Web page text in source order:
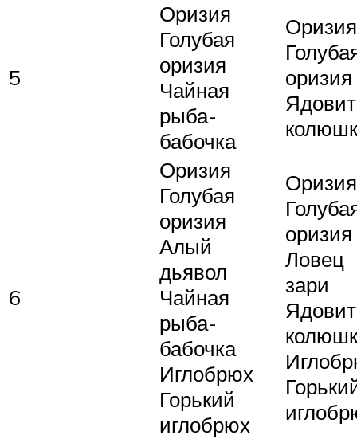
5
Оризия
Голубая
оризия
Чайная
рыба-
бабочка
Оризия
оризия
6
Оризия
Голубая
оризия
Алый
дьявол
Чайная
рыба-
бабочка
Иглобрюх
Горький
иглобрюх
Оризия
оризия
Ловец
зари